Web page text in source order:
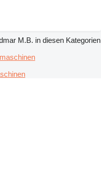
M.B. in diesen Kategorien